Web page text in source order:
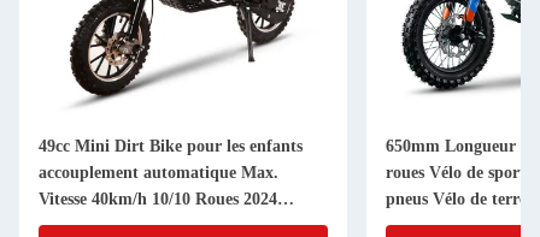
49cc Mini Dirt Bike pour les enfants
accouplement automatique Max.
Vitesse 40km/h 10/10 Roues 2024
modèle
650mm Longueur
roues Vélo de sport
pneus Vélo de terre